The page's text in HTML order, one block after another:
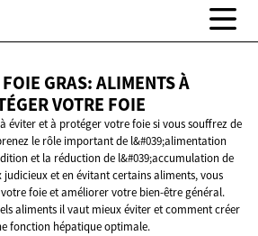
GRAS: ALIMENTS À
VOTRE FOIE
éviter et à protéger votre foie si vous souffrez de
le rôle important de l&#039;alimentation
et la réduction de l&#039;accumulation de
judicieux et en évitant certains aliments, vous
foie et améliorer votre bien-être général.
aliments il vaut mieux éviter et comment créer
fonction hépatique optimale.